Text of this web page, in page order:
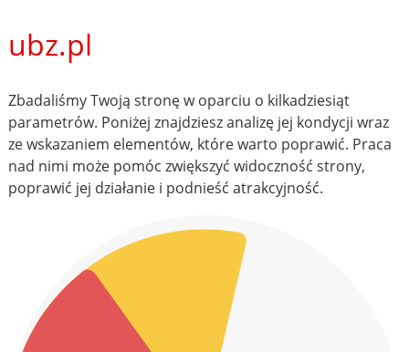
ubz.pl
Zbadaliśmy Twoją stronę w oparciu o kilkadziesiąt
parametrów. Poniżej znajdziesz analizę jej kondycji wraz
ze wskazaniem elementów, które warto poprawić. Praca
nad nimi może pomóc zwiększyć widoczność strony,
poprawić jej działanie i podnieść atrakcyjność.